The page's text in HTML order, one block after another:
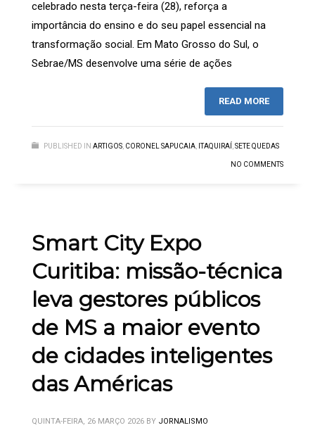
celebrado nesta terça-feira (28), reforça a
importância do ensino e do seu papel essencial na
transformação social. Em Mato Grosso do Sul, o
Sebrae/MS desenvolve uma série de ações
READ MORE
PUBLISHED IN ARTIGOS, CORONEL SAPUCAIA, ITAQUIRAÍ ,SETE QUEDAS
NO COMMENTS
Smart City Expo
Curitiba: missão-técnica
leva gestores públicos
de MS a maior evento
de cidades inteligentes
das Américas
QUINTA-FEIRA, 26 MARÇO 2026 BY JORNALISMO